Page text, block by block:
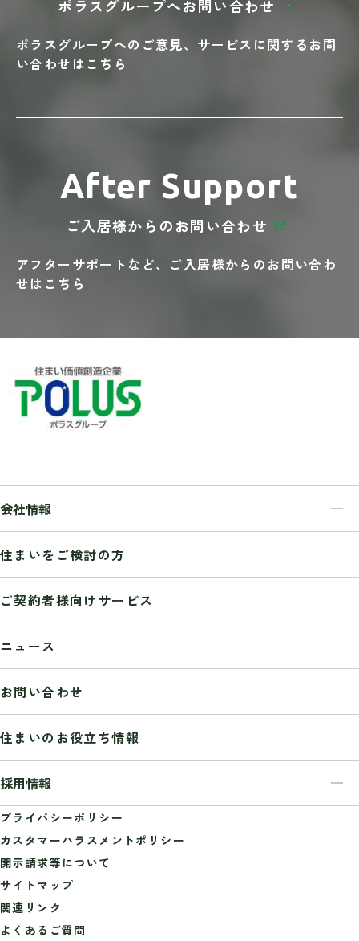
ポラスグループへお問い合わせ
ポラスグループへのご意見、 サービスに関する お問
い合わせはこちら
After Support
ご入居様からのお問い合わせ
アフターサポートなど、 ご入居様からの お問い合わ
せはこちら
会社情報
トップメッセージ
会社概要
業務推移
沿革
グッドデザイン賞
ISO認証取得
健康経営推進
グループ会社
広告ギャラリー
住まいをご検討の方
ご契約者様向けサービス
ニュース
お問い合わせ
住まいのお役立ち情報
採用情報
採用情報
新卒採用
キャリア採用
障がい者雇用
大工さん・職人さん採用
プライバシーポリシー
カスタマーハラスメントポリシー
開示請求等について
サイトマップ
関連リンク
よくあるご質問